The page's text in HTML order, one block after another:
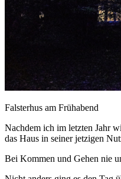
Falsterhus am Frühabend
Nachdem ich im letzten Jahr
das Haus in seiner jetzigen
Bei Kommen und Gehen nie